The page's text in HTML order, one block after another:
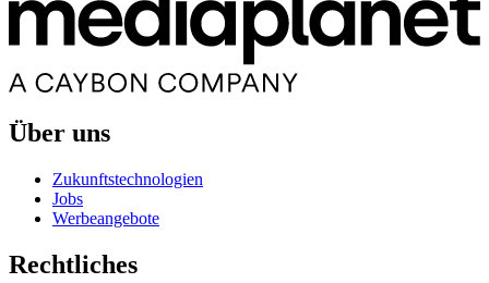
Über uns
Zukunftstechnologien
Jobs
Werbeangebote
Rechtliches